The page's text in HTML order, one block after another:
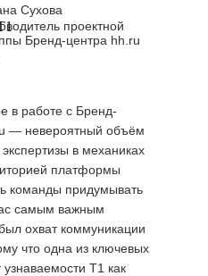
Сухова
проектной
Бренд-центра hh.ru
в работе с Бренд-
— невероятный объём
в механиках
платформы
команды придумывать
самым важным
охват коммуникации
что одна из ключевых
Т1 как